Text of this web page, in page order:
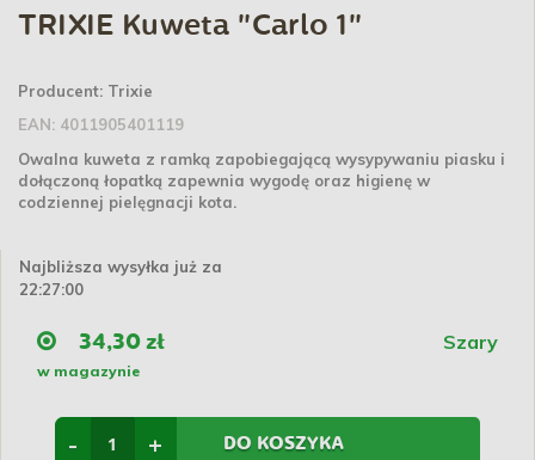
TRIXIE Kuweta "Carlo 1"
Producent: Trixie
EAN: 4011905401119
Owalna kuweta z ramką zapobiegającą wysypywaniu piasku i
dołączoną łopatką zapewnia wygodę oraz higienę w
codziennej pielęgnacji kota.
Najbliższa wysyłka już za
22:27:00
34,30 zł Szary
w magazynie
+
- DO KOSZYKA